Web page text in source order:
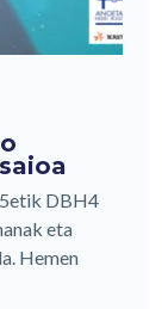
DBH4
eta
Hemen